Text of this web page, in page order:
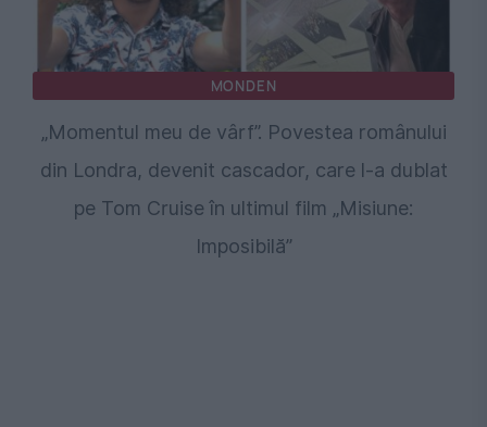
MONDEN
„Momentul meu de vârf”. Povestea românului
din Londra, devenit cascador, care l-a dublat
pe Tom Cruise în ultimul film „Misiune:
Imposibilă”